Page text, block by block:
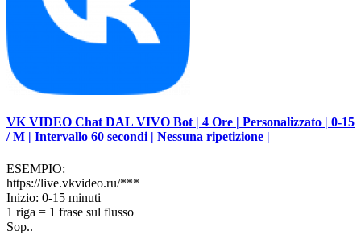
VK VIDEO Chat DAL VIVO Bot | 4 Ore | Personalizzato | 0-15
/ M | Intervallo 60 secondi | Nessuna ripetizione |
ESEMPIO:
https://live.vkvideo.ru/***
Inizio: 0-15 minuti
1 riga = 1 frase sul flusso
Sop..